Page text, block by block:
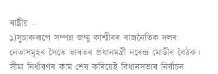
ৰাষ্ট্ৰীয় –
১)সুচাৰুৰূপে সম্পন্ন জম্মু কাশ্মীৰৰ ৰাজনৈতিক দলৰ
নেতাসমূহৰ সৈতে ভাৰতৰ প্ৰধানমন্ত্ৰী নৰেন্দ্ৰ মোডীৰ বৈঠক।
সীমা নিৰ্ধাৰণৰ কাম শেষ কৰিয়েই বিধানসভাৰ নিৰ্বাচন